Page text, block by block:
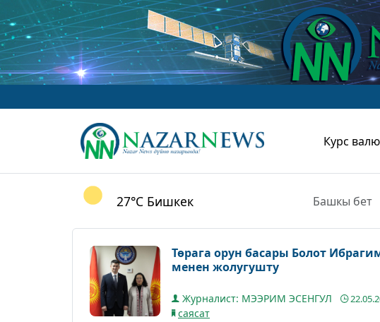
Курс
27°C Бишкек Башкы бет
Төрага орун басары Болот
менен жолугушту
Журналист: МЭЭРИМ ЭСЕНГУЛ
саясат